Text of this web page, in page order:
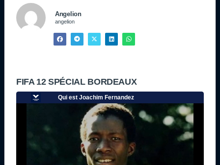
Angelion
angelion
FIFA 12 SPÉCIAL BORDEAUX